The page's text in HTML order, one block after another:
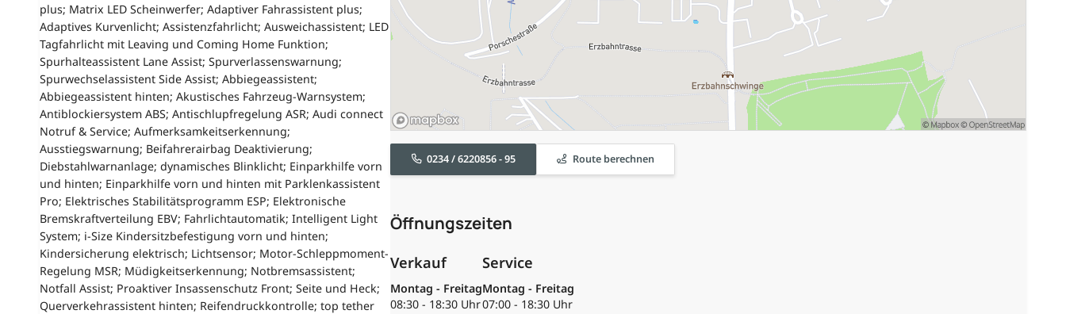
plus; Matrix LED Scheinwerfer; Adaptiver Fahrassistent plus;
Adaptives Kurvenlicht; Assistenzfahrlicht; Ausweichassistent; LED
Tagfahrlicht mit Leaving und Coming Home Funktion;
Spurhalteassistent Lane Assist; Spurverlassenswarnung;
Spurwechselassistent Side Assist; Abbiegeassistent;
Abbiegeassistent hinten; Akustisches Fahrzeug-Warnsystem;
Antiblockiersystem ABS; Antischlupfregelung ASR; Audi connect
Notruf & Service; Aufmerksamkeitserkennung;
Ausstiegswarnung; Beifahrerairbag Deaktivierung;
Diebstahlwarnanlage; dynamisches Blinklicht; Einparkhilfe vorn
und hinten; Einparkhilfe vorn und hinten mit Parklenkassistent
Pro; Elektrisches Stabilitätsprogramm ESP; Elektronische
Bremskraftverteilung EBV; Fahrlichtautomatik; Intelligent Light
System; i-Size Kindersitzbefestigung vorn und hinten;
Kindersicherung elektrisch; Lichtsensor; Motor-Schleppmoment-
Regelung MSR; Müdigkeitserkennung; Notbremsassistent;
Notfall Assist; Proaktiver Insassenschutz Front; Seite und Heck;
Querverkehrassistent hinten; Reifendruckkontrolle; top tether
0234 / 6220856 - 95 Route berechnen
Öffnungszeiten
Verkauf
Montag - Freitag
08:30 - 18:30 Uhr
Service
Montag - Freitag
07:00 - 18:30 Uhr